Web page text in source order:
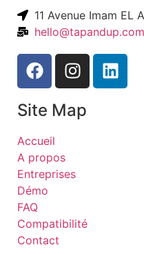
11 Avenue Imam EL
hello@tapandup.com
Site Map
Accueil
A propos
Entreprises
Démo
FAQ
Compatibilité
Contact